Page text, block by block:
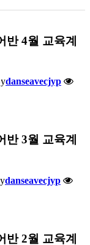
반 4월 교육계
danseavecjyp
반 3월 교육계
danseavecjyp
반 2월 교육계